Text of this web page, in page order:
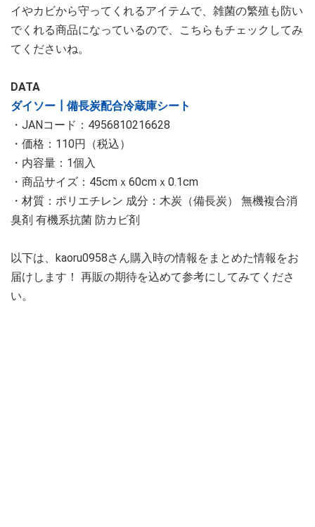
イやカビから守ってくれるアイテムで、雑菌の繁殖も防い
でくれる商品になっているので、こちらもチェックしてみ
てくださいね。
DATA
ダイソー┃備長炭配合冷蔵庫シート
・JANコード：4956810216628
・価格：110円（税込）
・内容量：1個入
・商品サイズ：45cmｘ60cmｘ0.1cm
・材質：ポリエチレン 成分：木炭（備長炭） 無機複合消
臭剤 有機系抗菌 防カビ剤
以下は、kaoru0958さん購入時の情報をまとめた情報をお
届けします！ 再販の期待を込めて参考にしてみてくださ
い。